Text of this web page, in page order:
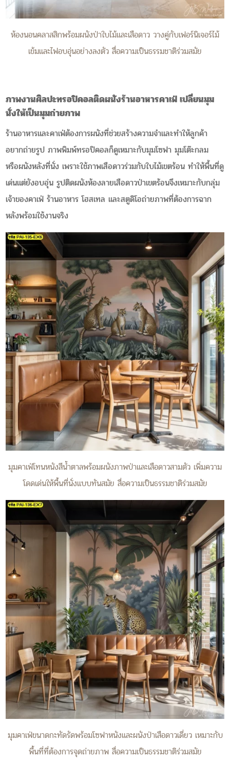
ห้องนอนคลาสสิกพร้อมผนังป่าใบไม้และเสือดาว วางคู่กับเฟอร์นิเจอร์ไม้
เข้มและไฟอบอุ่นอย่างลงตัว สื่อความเป็นธรรมชาติร่วมสมัย
ภาพงานศิลปะทรอปิคอลติดผนังร้านอาหารคาเฟ่ เปลี่ยนมุม
นั่งให้เป็นมุมถ่ายภาพ
ร้านอาหารและคาเฟ่ต้องการผนังที่ช่วยสร้างความจำและทำให้ลูกค้า
อยากถ่ายรูป ภาพพิมพ์ทรอปิคอลก็ดูเหมาะกับมุมโซฟา มุมโต๊ะกลม
หรือผนังหลังที่นั่ง เพราะใช้ภาพเสือดาวร่วมกับใบไม้เขตร้อน ทำให้พื้นที่ดู
เด่นแต่ยังอบอุ่น รูปติดผนังห้องลายเสือดาวป่าเขตร้อนจึงเหมาะกับกลุ่ม
เจ้าของคาเฟ่ ร้านอาหาร โฮสเทล และสตูดิโอถ่ายภาพที่ต้องการฉาก
หลังพร้อมใช้งานจริง
มุมคาเฟ่โทนหนังสีน้ำตาลพร้อมผนังภาพป่าและเสือดาวสามตัว เพิ่มความ
โดดเด่นให้พื้นที่นั่งแบบทันสมัย สื่อความเป็นธรรมชาติร่วมสมัย
มุมคาเฟ่ขนาดกะทัดรัดพร้อมโซฟาหนังและผนังป่าเสือดาวเดี่ยว เหมาะกับ
พื้นที่ที่ต้องการจุดถ่ายภาพ สื่อความเป็นธรรมชาติร่วมสมัย